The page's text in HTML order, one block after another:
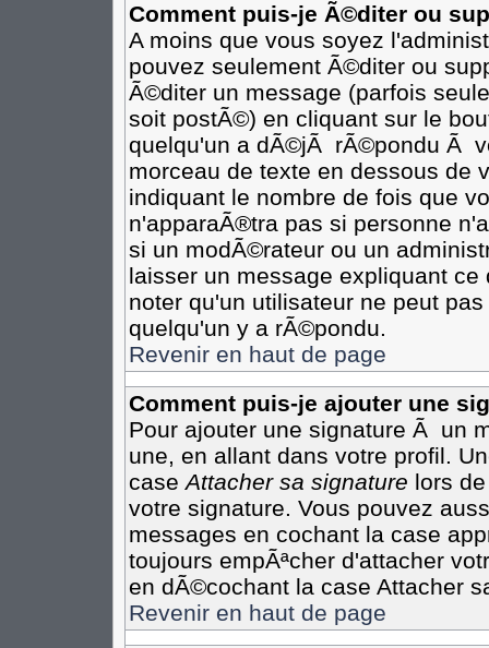
Comment puis-je Ã©diter ou
A moins que vous soyez
pouvez seulement Ã©diter ou
Ã©diter un message (parfois
soit postÃ©) en cliquant sur le
quelqu'un a dÃ©jÃ rÃ©pondu Ã
morceau de texte en dessous de
indiquant le nombre de fois que
n'apparaÃ®tra pas si personne
si un modÃ©rateur ou un
laisser un message expliquant
noter qu'un utilisateur ne peut
quelqu'un y a rÃ©pondu.
Revenir en haut de page
Comment puis-je ajouter une
Pour ajouter une signature Ã un
une, en allant dans votre profil.
caseAttacher sa signature lors
votre signature. Vous pouvez
messages en cochant la case
toujours empÃªcher d'attacher
en dÃ©cochant la case Attacher
Revenir en haut de page